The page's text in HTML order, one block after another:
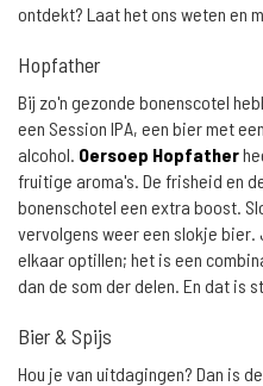
ontdekt? Laat het ons weten en
Hopfather
Bij zo'n gezonde bonenscotel
een Session IPA, een bier met
alcohol. Oersoep Hopfather
fruitige aroma's. De frisheid en
bonenschotel een extra boost.
vervolgens weer een slokje
elkaar optillen; het is een
dan de som der delen. En dat is
Bier & Spijs
Hou je van uitdagingen? Dan is de